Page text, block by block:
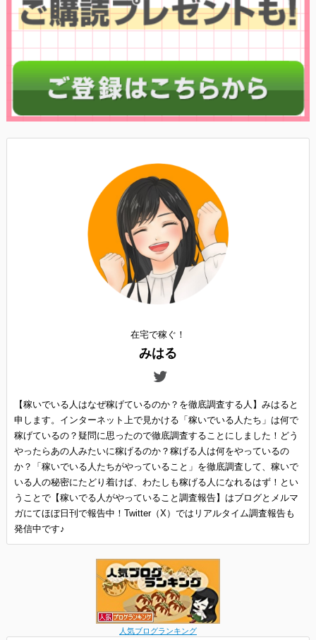
在宅で稼ぐ！
みはる
【稼いでいる人はなぜ稼げているのか？を徹底調査する人】みはると
申します。インターネット上で見かける「稼いでいる人たち」は何で
稼げているの？疑問に思ったので徹底調査することにしました！どう
やったらあの人みたいに稼げるのか？稼げる人は何をやっているの
か？「稼いでいる人たちがやっていること」を徹底調査して、稼いで
いる人の秘密にたどり着けば、わたしも稼げる人になれるはず！とい
うことで【稼いでる人がやっていること調査報告】はブログとメルマ
ガにてほぼ日刊で報告中！Twitter（X）ではリアルタイム調査報告も
発信中です♪
人気ブログランキング